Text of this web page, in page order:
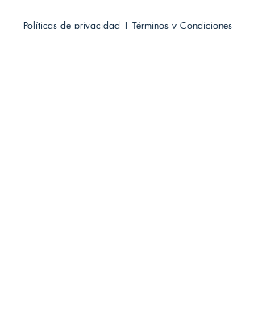
Políticas de privacidad | Términos y Condiciones